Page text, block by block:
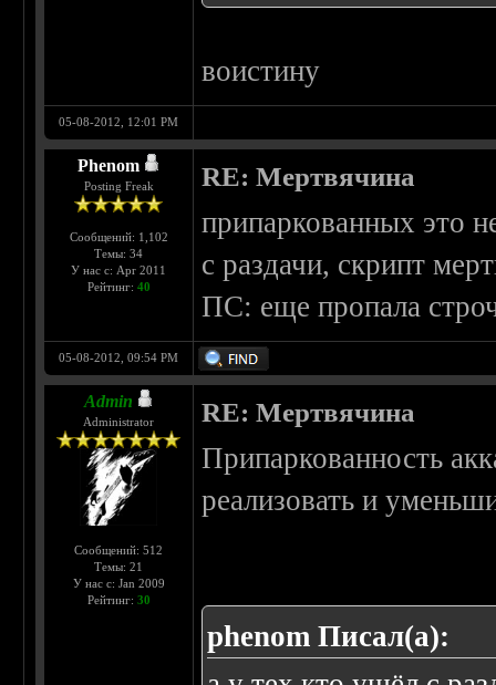
воистину
05-08-2012, 12:01 PM
Phenom
Posting Freak
Сообщений: 1,102
Темы: 34
У нас с: Apr 2011
Рейтинг: 40
RE: Мертвячина
припаркованных это
с раздачи, скрипт
ПС: еще пропала
05-08-2012, 09:54 PM
Admin
Administrator
Сообщений: 512
Темы: 21
У нас с: Jan 2009
Рейтинг: 30
RE: Мертвячина
Припаркованность
реализовать и
phenom Писал(а):